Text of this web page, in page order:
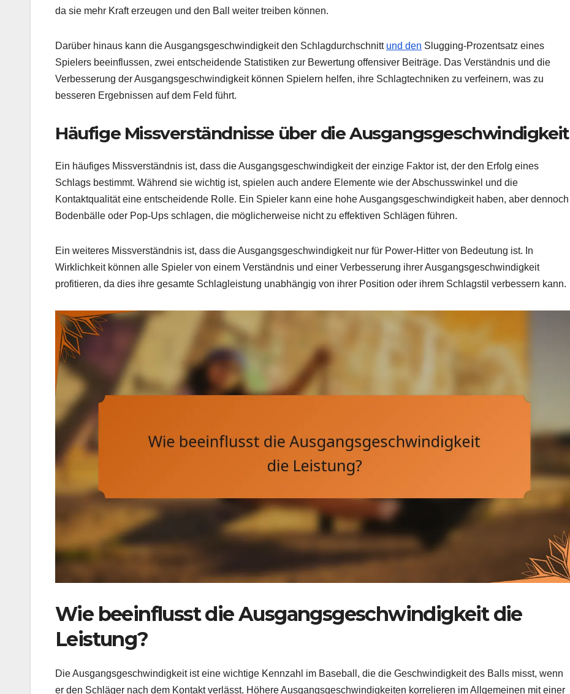
da sie mehr Kraft erzeugen und den Ball weiter treiben können.
Darüber hinaus kann die Ausgangsgeschwindigkeit den Schlagdurchschnitt und den Slugging-Prozentsatz eines
Spielers beeinflussen, zwei entscheidende Statistiken zur Bewertung offensiver Beiträge. Das Verständnis und die
Verbesserung der Ausgangsgeschwindigkeit können Spielern helfen, ihre Schlagtechniken zu verfeinern, was zu
besseren Ergebnissen auf dem Feld führt.
Häufige Missverständnisse über die Ausgangsgeschwindigkeit
Ein häufiges Missverständnis ist, dass die Ausgangsgeschwindigkeit der einzige Faktor ist, der den Erfolg eines
Schlags bestimmt. Während sie wichtig ist, spielen auch andere Elemente wie der Abschusswinkel und die
Kontaktqualität eine entscheidende Rolle. Ein Spieler kann eine hohe Ausgangsgeschwindigkeit haben, aber dennoch
Bodenbälle oder Pop-Ups schlagen, die möglicherweise nicht zu effektiven Schlägen führen.
Ein weiteres Missverständnis ist, dass die Ausgangsgeschwindigkeit nur für Power-Hitter von Bedeutung ist. In
Wirklichkeit können alle Spieler von einem Verständnis und einer Verbesserung ihrer Ausgangsgeschwindigkeit
profitieren, da dies ihre gesamte Schlagleistung unabhängig von ihrer Position oder ihrem Schlagstil verbessern kann.
Wie beeinflusst die Ausgangsgeschwindigkeit die
Leistung?
Die Ausgangsgeschwindigkeit ist eine wichtige Kennzahl im Baseball, die die Geschwindigkeit des Balls misst, wenn
er den Schläger nach dem Kontakt verlässt. Höhere Ausgangsgeschwindigkeiten korrelieren im Allgemeinen mit einer